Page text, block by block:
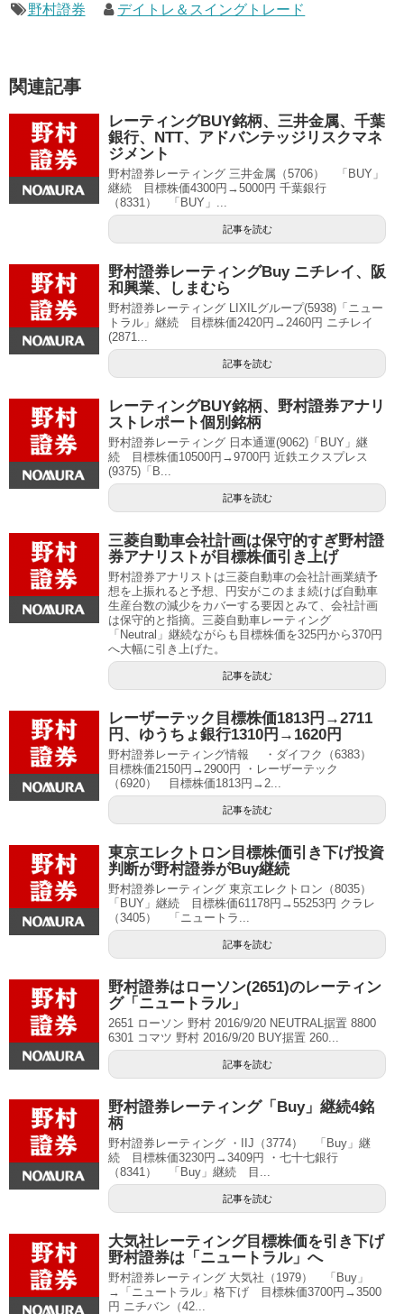
野村證券 デイトレ＆スイングトレード
関連記事
レーティングBUY銘柄、三井金属、千葉
銀行、NTT、アドバンテッジリスクマネ
ジメント
野村證券レーティング 三井金属（5706） 「BUY」
継続 目標株価4300円→5000円 千葉銀行
（8331） 「BUY」...
記事を読む
野村證券レーティングBuy ニチレイ、阪
和興業、しまむら
野村證券レーティング LIXILグループ(5938)「ニュー
トラル」継続 目標株価2420円→2460円 ニチレイ
(2871...
記事を読む
レーティングBUY銘柄、野村證券アナリ
ストレポート個別銘柄
野村證券レーティング 日本通運(9062)「BUY」継
続 目標株価10500円→9700円 近鉄エクスプレス
(9375)「B...
記事を読む
三菱自動車会社計画は保守的すぎ野村證
券アナリストが目標株価引き上げ
野村證券アナリストは三菱自動車の会社計画業績予
想を上振れると予想、円安がこのまま続けば自動車
生産台数の減少をカバーする要因とみて、会社計画
は保守的と指摘。三菱自動車レーティング
「Neutral」継続ながらも目標株価を325円から370円
へ大幅に引き上げた。
記事を読む
レーザーテック目標株価1813円→2711
円、ゆうちょ銀行1310円→1620円
野村證券レーティング情報 ・ダイフク（6383）
目標株価2150円→2900円 ・レーザーテック
（6920） 目標株価1813円→2...
記事を読む
東京エレクトロン目標株価引き下げ投資
判断が野村證券がBuy継続
野村證券レーティング 東京エレクトロン（8035）
「BUY」継続 目標株価61178円→55253円 クラレ
（3405） 「ニュートラ...
記事を読む
野村證券はローソン(2651)のレーティン
グ「ニュートラル」
2651 ローソン 野村 2016/9/20 NEUTRAL据置 8800
6301 コマツ 野村 2016/9/20 BUY据置 260...
記事を読む
野村證券レーティング「Buy」継続4銘
柄
野村證券レーティング ・IIJ（3774） 「Buy」継
続 目標株価3230円→3409円 ・七十七銀行
（8341） 「Buy」継続 目...
記事を読む
大気社レーティング目標株価を引き下げ
野村證券は「ニュートラル」へ
野村證券レーティング 大気社（1979） 「Buy」
→「ニュートラル」格下げ 目標株価3700円→3500
円 ニチバン（42...